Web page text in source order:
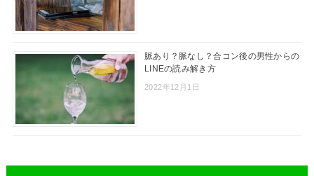
脈あり？脈なし？合コン後の男性からの
LINEの読み解き方
2022年12月1日